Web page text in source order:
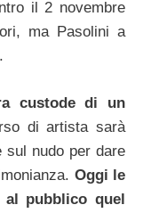
il 2 novembre
ma Pasolini a
custode di un
di artista sarà
sul nudo per dare
Oggi le
al pubblico quel